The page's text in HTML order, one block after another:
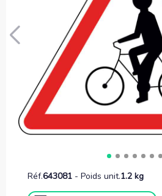
Réf.643081 - Poids unit.1.2 kg